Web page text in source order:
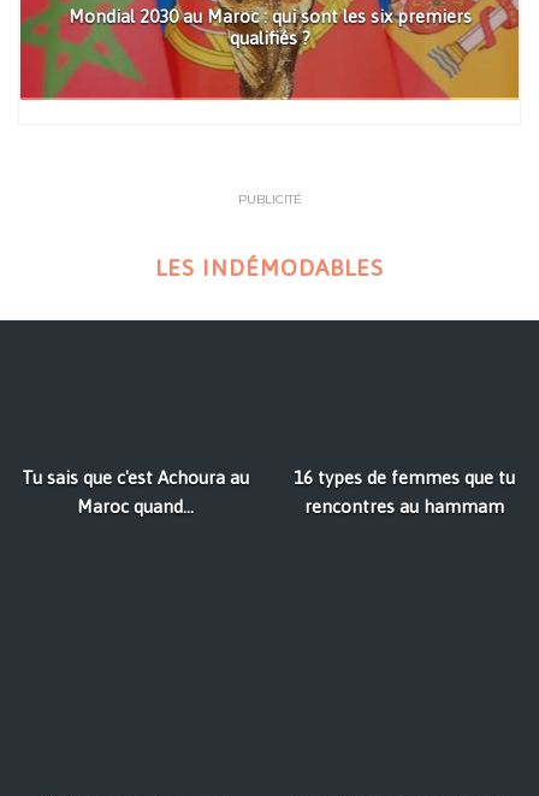
Mondial 2030 au Maroc : qui sont les six premiers
qualifiés ?
PUBLICITÉ
LES INDÉMODABLES
Tu sais que c'est Achoura au
Maroc quand...
16 types de femmes que tu
rencontres au hammam